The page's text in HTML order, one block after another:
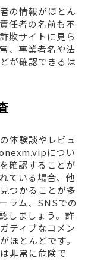
の情報がほとん
任者の名前も不
欺サイトに見ら
、事業者名や法
が確認できるは
体験談やレビュ
につい
確認することが
ている場合、他
つかることが多
ラム、SNSでの
しましょう。詐
ティブなコメン
ほとんどです。
非常に危険で